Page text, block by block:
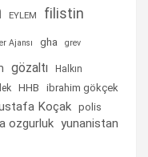
EYLEM filistin
Ajansı gha grev
gözaltı
Halkın
HHB ibrahim gökçek
Koçak polis
ozgurluk yunanistan